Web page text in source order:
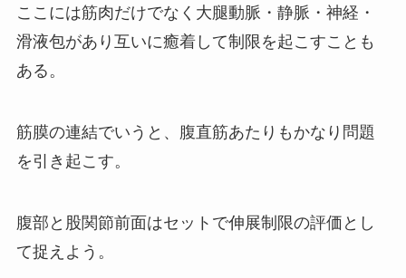
ここには筋肉だけでなく大腿動脈・静脈・神経・
滑液包があり互いに癒着して制限を起こすことも
ある。
筋膜の連結でいうと、腹直筋あたりもかなり問題
を引き起こす。
腹部と股関節前面はセットで伸展制限の評価とし
て捉えよう。